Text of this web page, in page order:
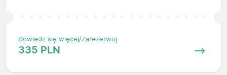
Dowiedz się więcej/Zarezerwuj
335 PLN